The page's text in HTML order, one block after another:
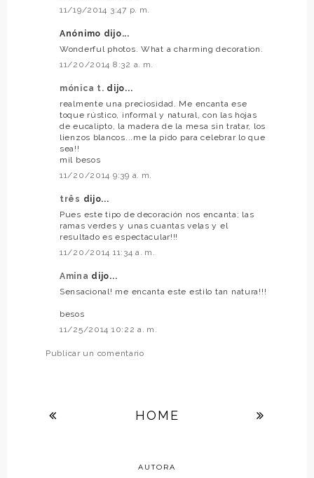
11/19/2014 3:47 p. m.
Anónimo dijo...
Wonderful photos. What a charming decoration.
11/20/2014 8:32 a. m.
mónica t. dijo...
realmente una preciosidad. Me encanta ese
toque rústico, informal y natural, con las hojas
de eucalipto, la madera de la mesa sin tratar, los
lienzos blancos...me la pido para celebrar lo que
sea!!
mil besos
11/20/2014 9:39 a. m.
três dijo...
Pues este tipo de decoración nos encanta; las
ramas verdes y unas cuantas velas y el
resultado es espectacular!!!
11/20/2014 11:34 a. m.
Amina dijo...
Sensacional! me encanta este estilo tan natura!!!
besos
11/25/2014 10:22 a. m.
Publicar un comentario
HOME
AUTORA